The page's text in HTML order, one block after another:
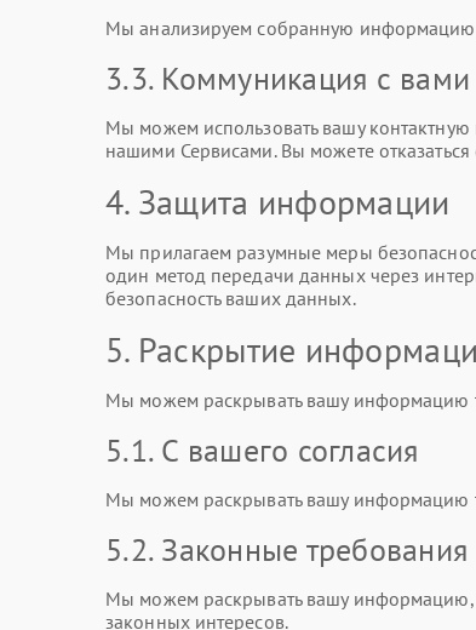
Мы анализируем собранную информацию,
3.3. Коммуникация с вами
Мы можем использовать вашу
нашими Сервисами. Вы можете
4. Защита информации
Мы прилагаем разумные меры
один метод передачи данных через
безопасность ваших данных.
5. Раскрытие
Мы можем раскрывать вашу информацию
5.1. С вашего согласия
Мы можем раскрывать вашу информацию
5.2. Законные требования
Мы можем раскрывать вашу информацию,
законных интересов.